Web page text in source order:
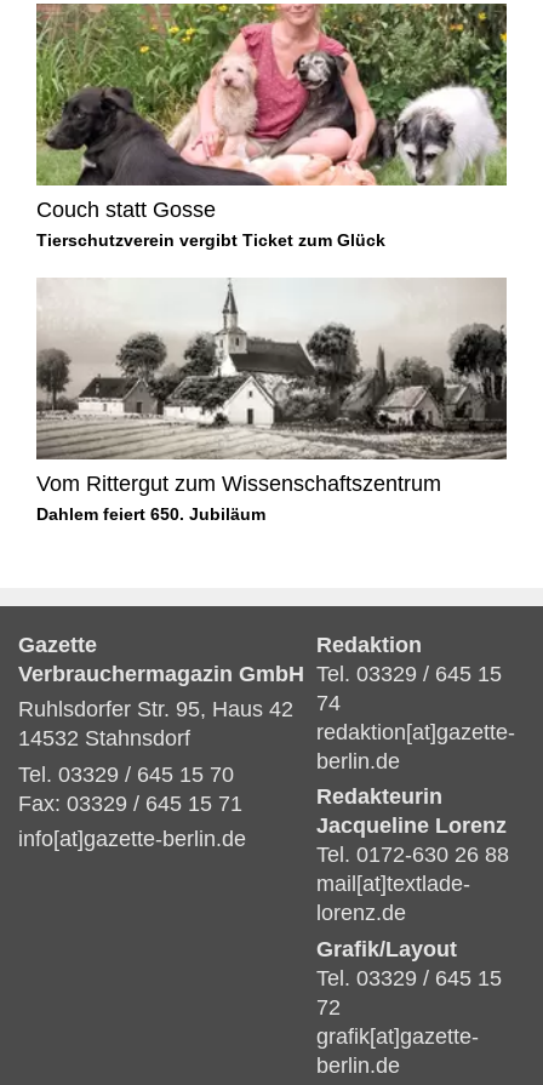
Couch statt Gosse
Tierschutzverein vergibt Ticket zum Glück
Vom Rittergut zum Wissenschaftszentrum
Dahlem feiert 650. Jubiläum
Gazette
Verbrauchermagazin GmbH
Ruhlsdorfer Str. 95, Haus 42
14532 Stahnsdorf
Tel. 03329 / 645 15 70
Fax: 03329 / 645 15 71
info[at]gazette-berlin.de
Redaktion
Tel. 03329 / 645 15
74
redaktion[at]gazette-
berlin.de
Redakteurin
Jacqueline Lorenz
Tel. 0172-630 26 88
mail[at]textlade-
lorenz.de
Grafik/Layout
Tel. 03329 / 645 15
72
grafik[at]gazette-
berlin.de